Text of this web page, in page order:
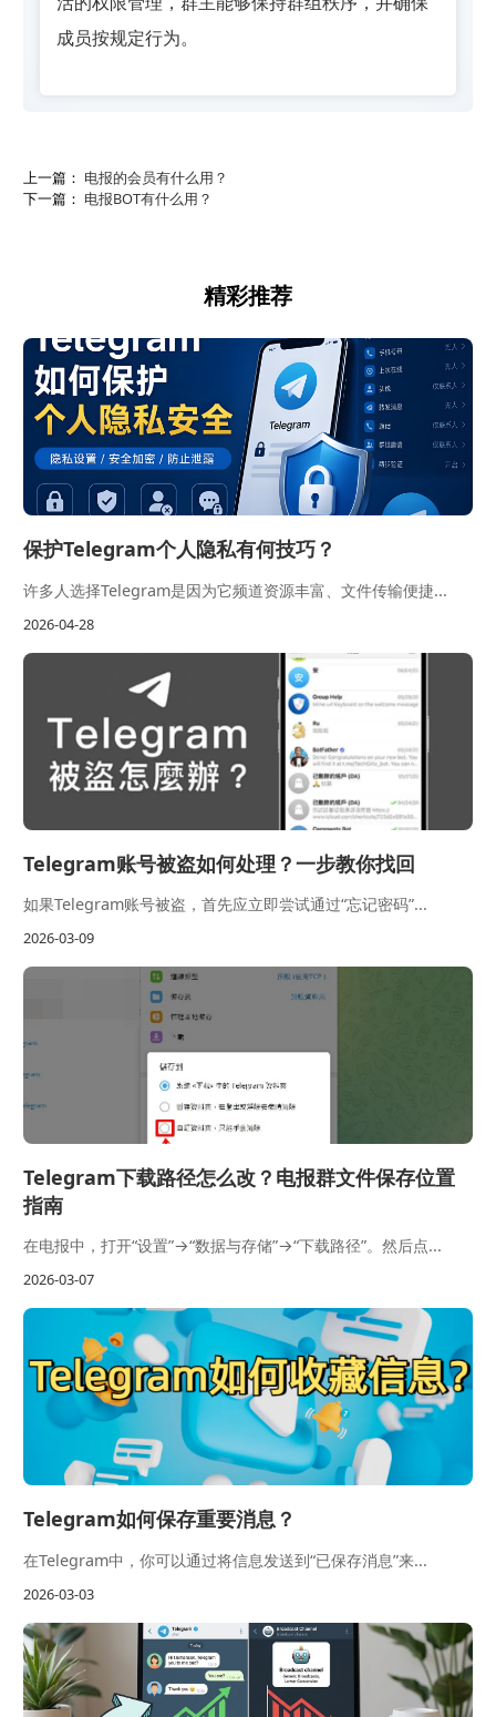
成员按规定行为。
上一篇： 电报的会员有什么用？
下一篇： 电报BOT有什么用？
精彩推荐
保护Telegram个人隐私有何技巧？
许多人选择Telegram是因为它频道资源丰富、文件传输便捷...
2026-04-28
Telegram账号被盗如何处理？一步教你找回
如果Telegram账号被盗，首先应立即尝试通过“忘记密码”...
2026-03-09
Telegram下载路径怎么改？电报群文件保存位置
指南
在电报中，打开“设置”→“数据与存储”→“下载路径”。然后点...
2026-03-07
Telegram如何保存重要消息？
在Telegram中，你可以通过将信息发送到“已保存消息”来...
2026-03-03